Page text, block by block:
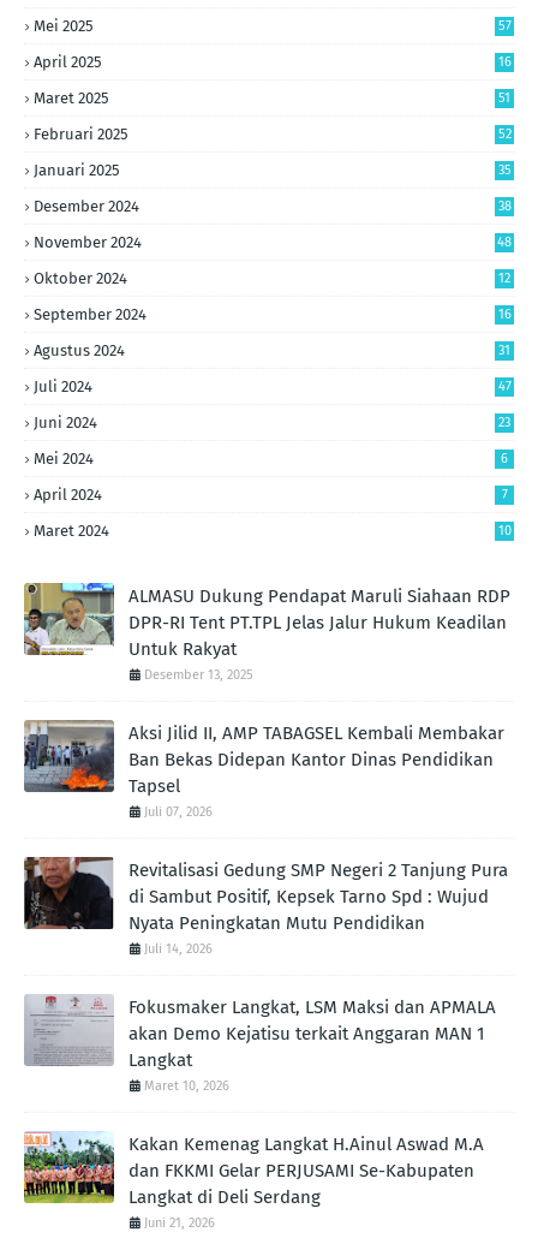
Mei 2025 57
April 2025 16
Maret 2025 51
Februari 2025 52
Januari 2025 35
Desember 2024 38
November 2024 48
Oktober 2024 12
September 2024 16
Agustus 2024 31
Juli 2024 47
Juni 2024 23
Mei 2024 6
April 2024 7
Maret 2024 10
ALMASU Dukung Pendapat Maruli Siahaan RDP
DPR-RI Tent PT.TPL Jelas Jalur Hukum Keadilan
Untuk Rakyat
Desember 13, 2025
Aksi Jilid II, AMP TABAGSEL Kembali Membakar
Ban Bekas Didepan Kantor Dinas Pendidikan
Tapsel
Juli 07, 2026
Revitalisasi Gedung SMP Negeri 2 Tanjung Pura
di Sambut Positif, Kepsek Tarno Spd : Wujud
Nyata Peningkatan Mutu Pendidikan
Juli 14, 2026
Fokusmaker Langkat, LSM Maksi dan APMALA
akan Demo Kejatisu terkait Anggaran MAN 1
Langkat
Maret 10, 2026
Kakan Kemenag Langkat H.Ainul Aswad M.A
dan FKKMI Gelar PERJUSAMI Se-Kabupaten
Langkat di Deli Serdang
Juni 21, 2026